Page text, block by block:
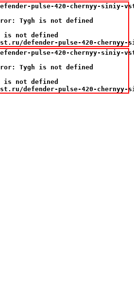
pulse-420-chernyy-siniy-
Tygh is not defined
is not defined
defender-pulse-420-chernyy-
pulse-420-chernyy-siniy-
Tygh is not defined
is not defined
defender-pulse-420-chernyy-